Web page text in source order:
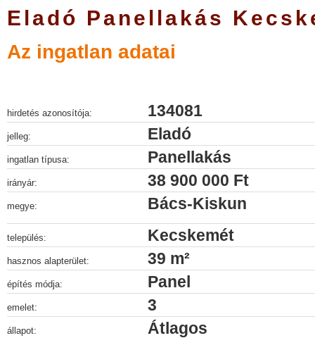
Eladó Panellakás
Az ingatlan adatai
hirdetés azonosítója: 134081
jelleg: Eladó
ingatlan típusa: Panellakás
irányár: 38 900 000 Ft
megye: Bács-Kiskun
település: Kecskemét
hasznos alapterület: 39 m²
építés módja: Panel
emelet: 3
állapot: Átlagos